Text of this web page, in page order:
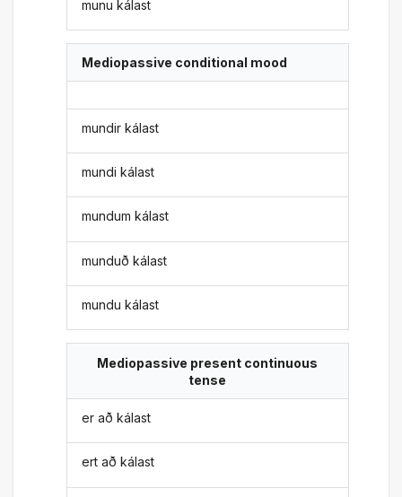
munu kálast
Mediopassive conditional mood
mundir kálast
mundi kálast
mundum kálast
munduð kálast
mundu kálast
Mediopassive present continuous
tense
er að kálast
ert að kálast